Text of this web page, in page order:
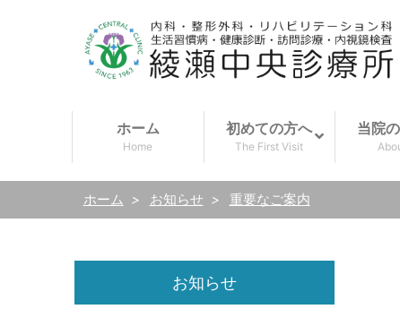
ホーム
Home
初めての方へ
The First Visit
当院
ホーム > お知らせ > 重要なご案内
お知らせ